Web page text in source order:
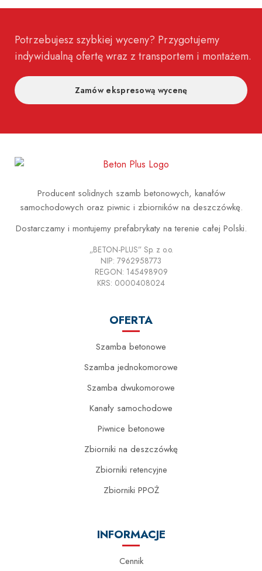
Potrzebujesz szybkiej wyceny? Przygotujemy
indywidualną ofertę wraz z transportem i montażem.
Zamów ekspresową wycenę
Producent solidnych szamb betonowych, kanałów
samochodowych oraz piwnic i zbiorników na deszczówkę.
Dostarczamy i montujemy prefabrykaty na terenie całej Polski.
„BETON-PLUS” Sp. z o.o.
NIP: 7962958773
REGON: 145498909
KRS: 0000408024
OFERTA
Szamba betonowe
Szamba jednokomorowe
Szamba dwukomorowe
Kanały samochodowe
Piwnice betonowe
Zbiorniki na deszczówkę
Zbiorniki retencyjne
Zbiorniki PPOŻ
INFORMACJE
Cennik